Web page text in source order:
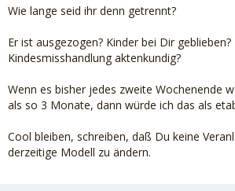
Wie lange seid ihr denn getrennt?
Er ist ausgezogen? Kinder bei Dir
Kindesmisshandlung aktenkundig?
Wenn es bisher jedes zweite Wochenende
als so 3 Monate, dann würde ich das als
Cool bleiben, schreiben, daß Du keine
derzeitige Modell zu ändern.